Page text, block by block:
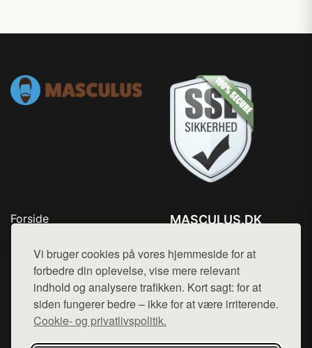
Vi bruger cookies på vores hjemmeside for at
forbedre din oplevelse, vise mere relevant
indhold og analysere trafikken. Kort sagt: for at
siden fungerer bedre – ikke for at være irriterende.
Cookie- og privatlivspolitik.
Forside
Top Rabatter
Kontakt
MASCULUS.DK
Mail: hej@want.dk
Cookie- og privatlivspolitik